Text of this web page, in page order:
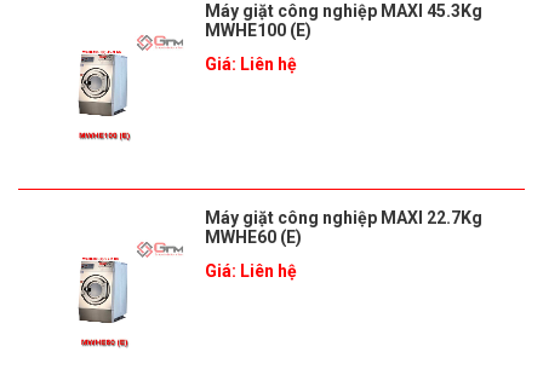
Máy giặt công nghiệp MAXI 45.3Kg
MWHE100 (E)
Giá: Liên hệ
Máy giặt công nghiệp MAXI 22.7Kg
MWHE60 (E)
Giá: Liên hệ